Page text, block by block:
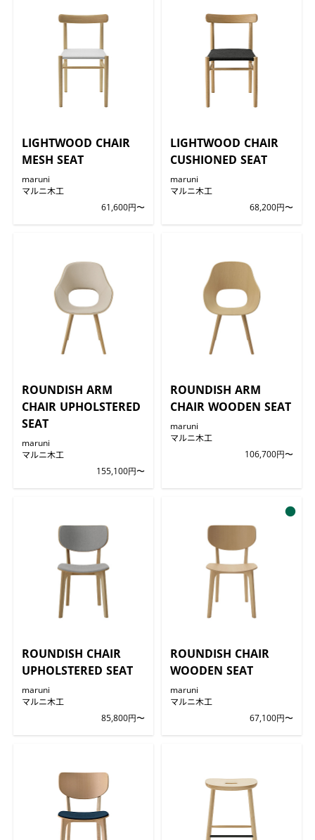
LIGHTWOOD CHAIR
MESH SEAT
maruni
マルニ木工
61,600円〜
LIGHTWOOD CHAIR
CUSHIONED SEAT
maruni
マルニ木工
68,200円〜
ROUNDISH ARM
CHAIR UPHOLSTERED
SEAT
maruni
マルニ木工
155,100円〜
ROUNDISH ARM
CHAIR WOODEN SEAT
maruni
マルニ木工
106,700円〜
ROUNDISH CHAIR
UPHOLSTERED SEAT
maruni
マルニ木工
85,800円〜
ROUNDISH CHAIR
WOODEN SEAT
maruni
マルニ木工
67,100円〜
●